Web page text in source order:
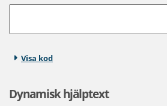
Visa kod
Dynamisk hjälptext